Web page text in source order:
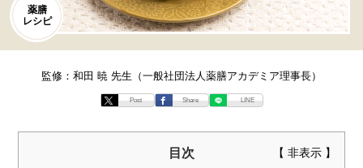
薬膳
レシピ
監修：和田 暁 先生（一般社団法人薬膳アカデミア理事長）
Post Share LINE
目次